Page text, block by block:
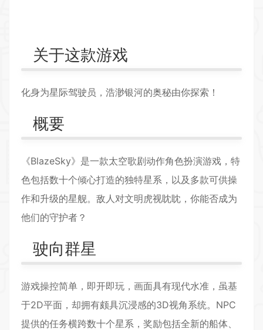
关于这款游戏
化身为星际驾驶员，浩渺银河的奥秘由你探索！
概要
《BlazeSky》是一款太空歌剧动作角色扮演游戏，特
色包括数十个倾心打造的独特星系，以及多款可供操
作和升级的星舰。敌人对文明虎视眈眈，你能否成为
他们的守护者？
驶向群星
游戏操控简单，即开即玩，画面具有现代水准，虽基
于2D平面，却拥有颇具沉浸感的3D视角系统。NPC
提供的任务横跨数十个星系，奖励包括全新的船体、